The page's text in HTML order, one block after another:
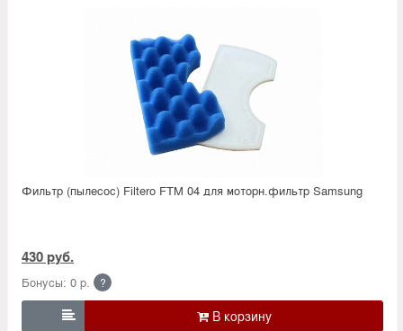
Фильтр (пылесос) Filtero FTM 04 для моторн.фильтр Samsung
430 руб.
Бонусы: 0 р. ?
